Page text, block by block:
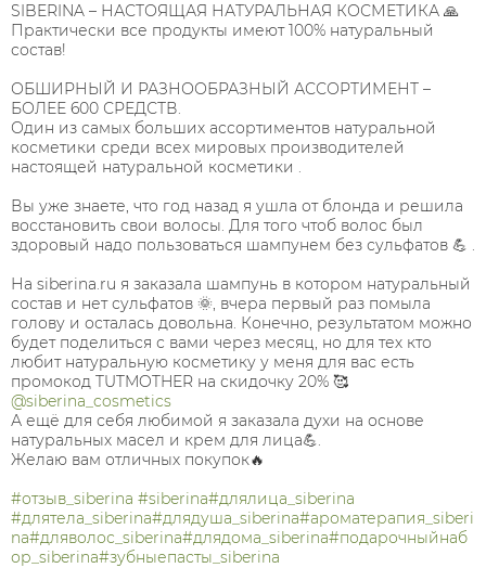
SIBERINA – НАСТОЯЩАЯ НАТУРАЛЬНАЯ КОСМЕТИКА 🙏
Практически все продукты имеют 100% натуральный
состав!
ОБШИРНЫЙ И РАЗНООБРАЗНЫЙ АССОРТИМЕНТ –
БОЛЕЕ 600 СРЕДСТВ.
Один из самых больших ассортиментов натуральной
косметики среди всех мировых производителей
настоящей натуральной косметики .
Вы уже знаете, что год назад я ушла от блонда и решила
восстановить свои волосы. Для того чтоб волос был
здоровый надо пользоваться шампунем без сульфатов 💪 .
На siberina.ru я заказала шампунь в котором натуральный
состав и нет сульфатов 🌞, вчера первый раз помыла
голову и осталась довольна. Конечно, результатом можно
будет поделиться с вами через месяц, но для тех кто
любит натуральную косметику у меня для вас есть
промокод TUTMOTHER на скидочку 20% 🥰
@siberina_cosmetics
А ещё для себя любимой я заказала духи на основе
натуральных масел и крем для лица💪.
Желаю вам отличных покупок🔥
#отзыв_siberina #siberina#длялица_siberina
#длятела_siberina#длядуша_siberina#ароматерапия_siberi
na#дляволос_siberina#длядома_siberina#подарочныйнаб
ор_siberina#зубныепасты_siberina